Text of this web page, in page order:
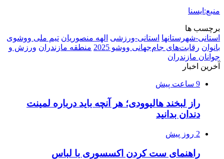
منبع:ایسنا
برچسب ها
استانی-شهرستانها استانی-ورزشی الهه منصوریان تیم ملی ووشوی
بانوان رقابت‌های جام‌جهانی ووشو 2025 منطقه مازندران ورزش و
جوانان مازندران
آخرین اخبار
9 ساعت پیش
راز لبخند هالیوودی؛ هر آنچه باید درباره لمینت
دندان بدانید
2 روز پیش
راهنمای ست کردن اکسسوری با لباس